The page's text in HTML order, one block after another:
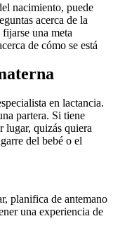
nacimiento, puede
acerca de la
una meta
de cómo se está
en lactancia.
partera. Si tiene
lugar, quizás quiera
del bebé o el
planifica de antemano
una experiencia de